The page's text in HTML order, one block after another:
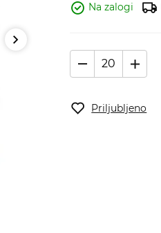
Na zalogi
Priljubljeno